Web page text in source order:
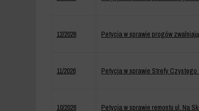
12/2026 Petycja w sprawie progów
11/2026 Petycja w sprawie Strefy Czystego
10/2026 Petycja w sprawie remontu ul. Na